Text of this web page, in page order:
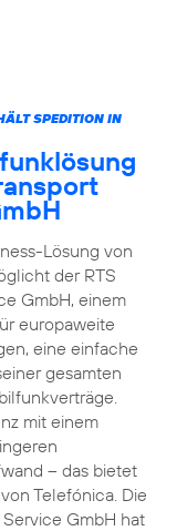
SPEDITION IN
Lösung von
der RTS
GmbH, einem
europaweite
eine einfache
gesamten
mit einem
– das bietet
Telefónica. Die
Service GmbH hat